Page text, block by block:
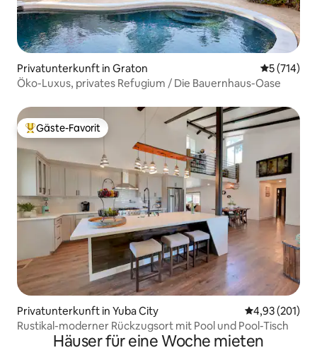
Privatunterkunft in Graton
5 (714)
Öko-Luxus, privates Refugium / Die Bauernhaus-Oase
Beliebter Gäste-Favorit.
Gäste-Favorit
Privatunterkunft in Yuba City
4,93 (201)
Rustikal-moderner Rückzugsort mit Pool und Pool-Tisch
Häuser für eine Woche mieten